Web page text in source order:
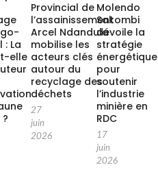
: La
elle
Provincial de
l’assainissement
Arcel Ndandula
mobilise les
acteurs clés
autour du
recyclage des
déchets
27
juin
2026
Molendo
Sakombi
dévoile la
stratégie
énergétique
pour
soutenir
l’industrie
minière en
RDC
17
juin
2026